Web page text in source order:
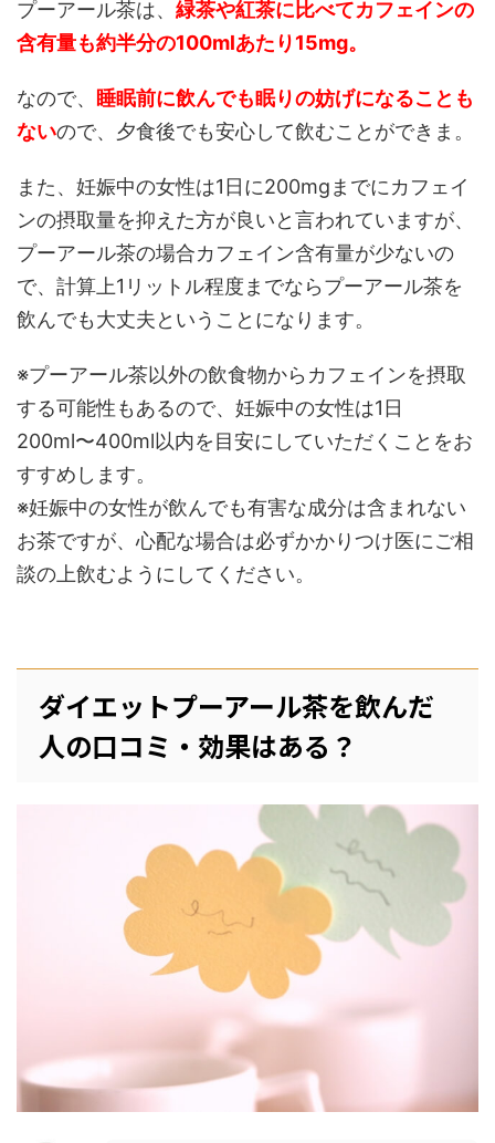
プーアール茶は、 緑茶や紅茶に比べてカフェインの
含有量も約半分の100mlあたり15mg。
なので、 睡眠前に飲んでも眠りの妨げになることも
ないので、夕食後でも安心して飲むことができま。
また、妊娠中の女性は1日に200mgまでにカフェイ
ンの摂取量を抑えた方が良いと言われていますが、
プーアール茶の場合カフェイン含有量が少ないの
で、計算上1リットル程度までならプーアール茶を
飲んでも大丈夫ということになります。
※プーアール茶以外の飲食物からカフェインを摂取
する可能性もあるので、妊娠中の女性は1日
200ml〜400ml以内を目安にしていただくことをお
すすめします。
※妊娠中の女性が飲んでも有害な成分は含まれない
お茶ですが、心配な場合は必ずかかりつけ医にご相
談の上飲むようにしてください。
ダイエットプーアール茶を飲んだ
人の口コミ・効果はある？